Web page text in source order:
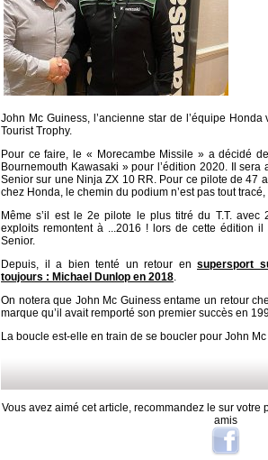
John Mc Guiness, l’ancienne star de l’équipe
Tourist Trophy.
Pour ce faire, le « Morecambe Missile » a décidé
Bournemouth Kawasaki » pour l’édition 2020. Il
Senior sur une Ninja ZX 10 RR. Pour ce pilote de 47
chez Honda, le chemin du podium n’est pas tout
Même s’il est le 2e pilote le plus titré du T.T.
exploits remontent à ...2016 ! lors de cette édition
Senior.
Depuis, il a bien tenté un retour en supersport
toujours : Michael Dunlop en 2018.
On notera que John Mc Guiness entame un retour
marque qu’il avait remporté son premier succès en
La boucle est-elle en train de se boucler pour John
Vous avez aimé cet article, recommandez le sur votre
amis